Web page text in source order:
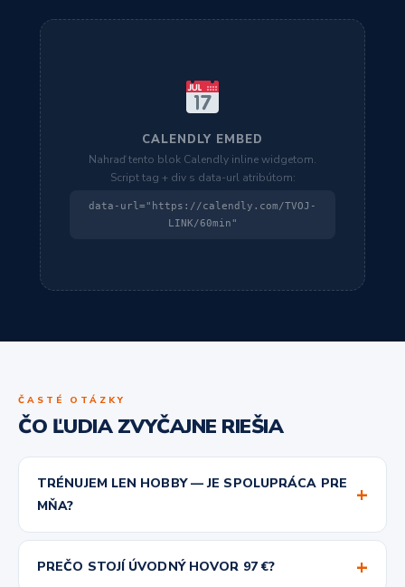
CALENDLY EMBED
Nahraď tento blok Calendly inline widgetom.
Script tag + div s data-url atribútom:
data-url="https://calendly.com/TVOJ-
LINK/60min"
ČASTÉ OTÁZKY
ČO ĽUDIA ZVYČAJNE RIEŠIA
TRÉNUJEM LEN HOBBY — JE SPOLUPRÁCA PRE
MŇA?
+
Áno. Väčšina mojich klientov sú hobby športovci s
reálnym životom — práca, rodina, cestovanie. Práve preto
PREČO STOJÍ ÚVODNÝ HOVOR 97 €? +